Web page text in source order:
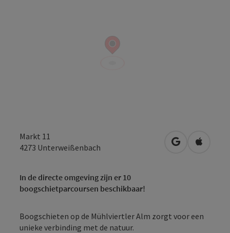
Markt 11
4273 Unterweißenbach Openen in
In de directe omgeving zijn er 10
boogschietparcoursen beschikbaar!
Boogschieten op de Mühlviertler Alm zorgt voor een
unieke verbinding met de natuur.